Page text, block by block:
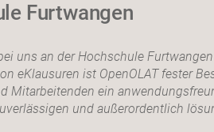
Furtwangen
uns an der Hochschule
eKlausuren ist OpenOLAT fester
Mitarbeitenden ein
und außerordentlich